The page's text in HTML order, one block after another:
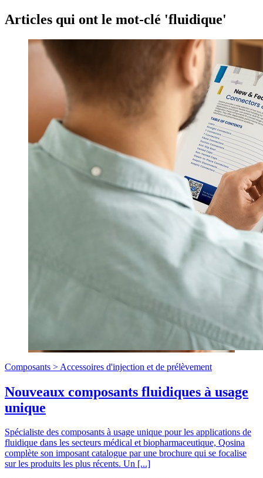
Articles qui ont le mot-clé 'fluidique'
Composants > Accessoires d'injection et de prélèvement
Nouveaux composants fluidiques à usage
unique
Spécialiste des composants à usage unique pour les applications de
fluidique dans les secteurs médical et biopharmaceutique, Qosina
complète son imposant catalogue par une brochure qui se focalise
sur les produits les plus récents. Un [...]